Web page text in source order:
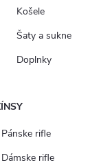
Košele
Šaty a sukne
Doplnky
Pánske rifle
Dámske rifle